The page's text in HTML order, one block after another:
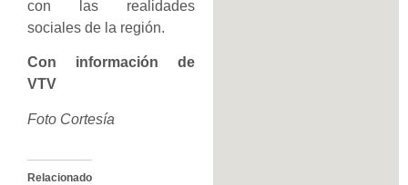
con las realidades
sociales de la región.
Con información de
VTV
Foto Cortesía
Relacionado